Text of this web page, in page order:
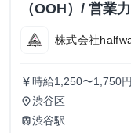
（OOH）/ 営業
株式会社
currency_yen 時給1,250〜1,750円
place渋谷区
train渋谷駅